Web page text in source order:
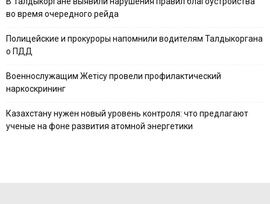
во время очередного рейда
Полицейские и прокуроры напомнили водителям Талдыкоргана
о ПДД
Военнослужащим Жетісу провели профилактический
наркоскрининг
Казахстану нужен новый уровень контроля: что предлагают
ученые на фоне развития атомной энергетики